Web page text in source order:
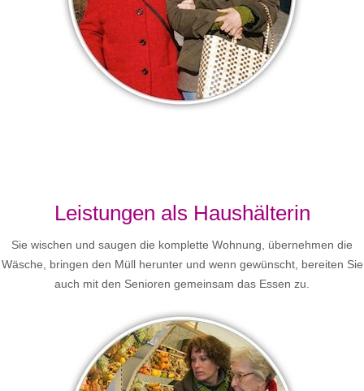
Leistungen als Haushälterin
Sie wischen und saugen die komplette Wohnung, übernehmen die
Wäsche, bringen den Müll herunter und wenn gewünscht, bereiten Sie
auch mit den Senioren gemeinsam das Essen zu.